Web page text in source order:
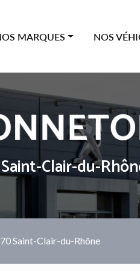
MARQUES
Offres Peugeot
Offres Renault
NOS
Occasions
Véhicules
Clair-du-
Saint-Clair-du-Rhône